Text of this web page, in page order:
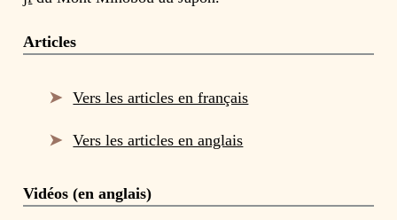
Articles
Vers les articles en français
Vers les articles en anglais
Vidéos (en anglais)